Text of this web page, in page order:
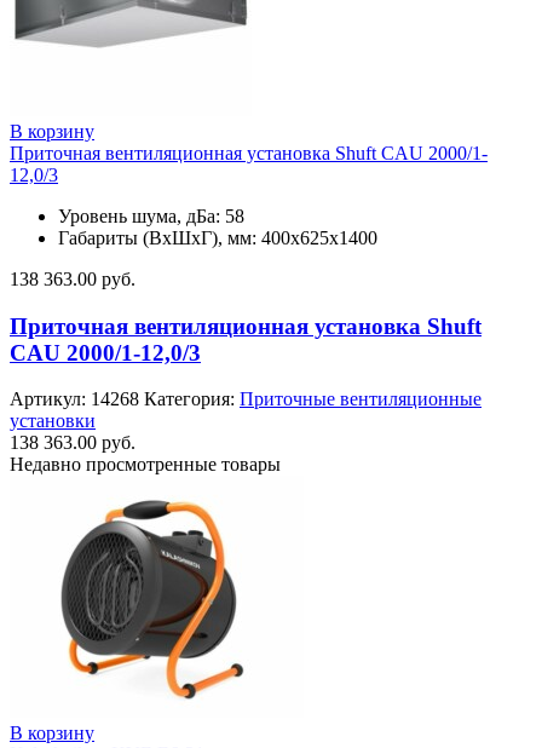
В корзину
Приточная вентиляционная установка Shuft CAU 2000/1-
12,0/3
Уровень шума, дБа: 58
Габариты (ВхШхГ), мм: 400х625х1400
138 363.00 руб.
Приточная вентиляционная установка Shuft
CAU 2000/1-12,0/3
Артикул: 14268 Категория: Приточные вентиляционные
установки
138 363.00 руб.
Недавно просмотренные товары
В корзину